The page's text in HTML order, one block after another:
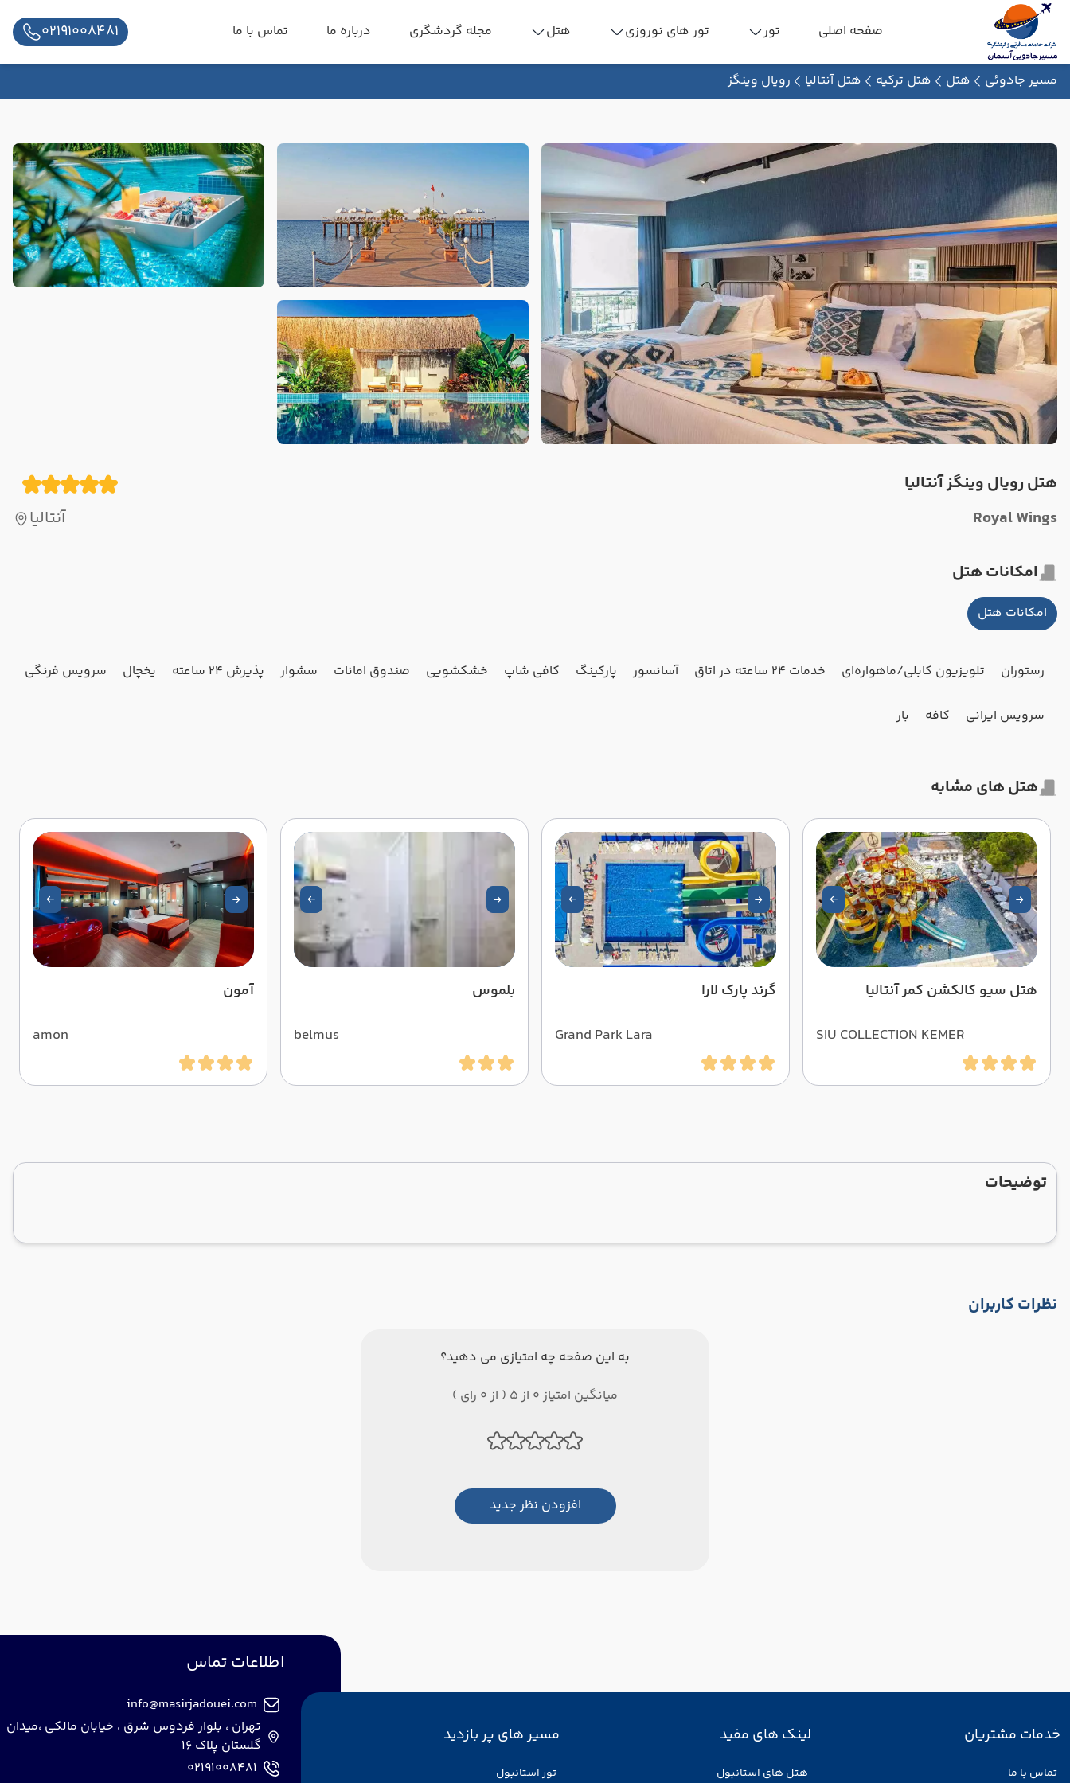
صفحه اصلی تور تور های نوروزی هتل مجله گردشگری درباره ما تماس با ما 02191008481
مسیر جادوئی هتل هتل ترکیه هتل آنتالیا رویال وینگز
هتل رویال وینگز آنتالیا
Royal Wings
آنتالیا
امکانات هتل
امکانات هتل
رستوران تلویزیون کابلی/ماهواره‌ای خدمات 24 ساعته در اتاق آسانسور پارکینگ کافی شاپ خشکشویی صندوق امانات سشوار پذیرش 24 ساعته یخچال سرویس فرنگی
سرویس ایرانی کافه بار
هتل های مشابه
هتل سیو کالکشن کمر آنتالیا
SIU COLLECTION KEMER
گرند پارک لارا
Grand Park Lara
بلموس
belmus
آمون
amon
توضیحات
نظرات کاربران
به این صفحه چه امتیازی می دهید؟
میانگین امتیاز 0 از 5 ( از 0 رای )
افزودن نظر جدید
خدمات مشتریان
تماس با ما
لینک های مفید
هتل های استانبول
مسیر های پر بازدید
تور استانبول
اطلاعات تماس
info@masirjadouei.com
تهران ، بلوار فردوس شرق ، خیابان مالکی ،میدان
گلستان پلاک 16
02191008481